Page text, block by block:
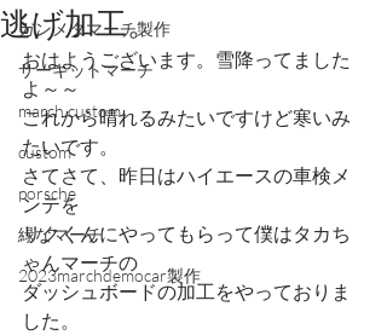
ガンメタマーチ製作
サーキットマーチ
march custom
custom
porsche
緑なマーチ
2023marchdemocar製作
逃げ加工。
おはようございます。雪降ってました
よ～～
これから晴れるみたいですけど寒いみ
たいです。
さてさて、昨日はハイエースの車検メ
ンテを
リクくんにやってもらって僕はタカち
ゃんマーチの
ダッシュボードの加工をやっておりま
した。